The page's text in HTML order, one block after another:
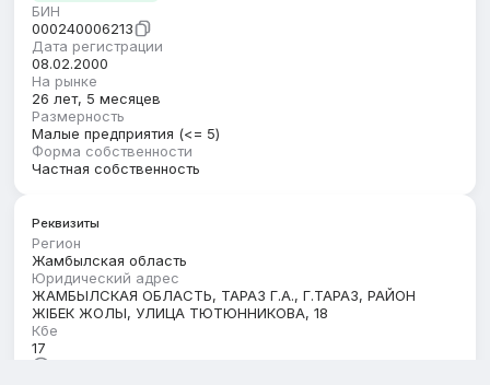
БИН
000240006213
Дата регистрации
08.02.2000
На рынке
26 лет, 5 месяцев
Размерность
Малые предприятия (<= 5)
Форма собственности
Частная собственность
Реквизиты
Регион
Жамбылская область
Юридический адрес
ЖАМБЫЛСКАЯ ОБЛАСТЬ, ТАРАЗ Г.А., Г.ТАРАЗ, РАЙОН
ЖІБЕК ЖОЛЫ, УЛИЦА ТЮТЮННИКОВА, 18
Кбе
17